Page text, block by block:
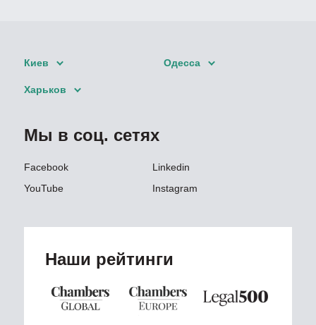
Киев Одесса
Харьков
Мы в соц. сетях
Facebook
Linkedin
YouTube
Instagram
Наши рейтинги